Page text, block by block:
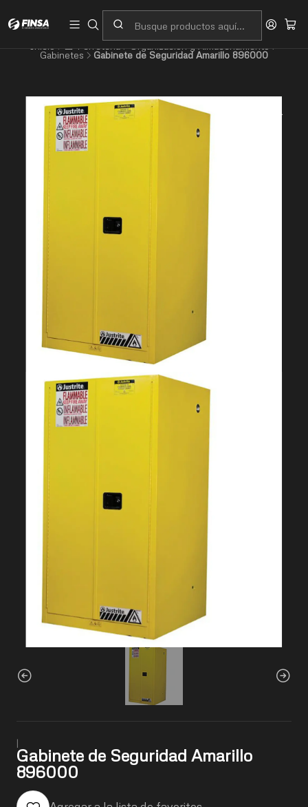
Gabinetes Gabinete de Seguridad Amarillo 896000
|
Gabinete de Seguridad Amarillo
896000